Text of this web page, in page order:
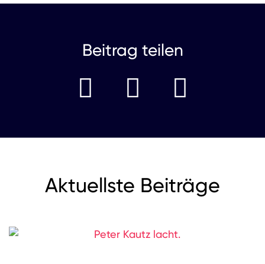
Beitrag teilen
Aktuellste Beiträge